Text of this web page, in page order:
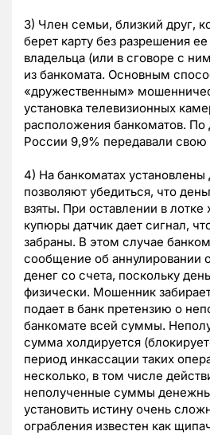
3) Член семьи, близкий друг,
берет карту без разрешения
владельца (или в сговоре с
из банкомата. Основным
«дружественным»
установка телевизионных
расположения банкоматов.
России 9,9% передавали свою
4) На банкоматах установлены
позволяют убедиться, что
взяты. При оставлении в лотке
купюры датчик дает сигнал,
забраны. В этом случае
сообщение об аннулировании
денег со счета, поскольку
физически. Мошенник
подает в банк претензию о
банкомате всей суммы.
сумма холдируется
период инкассации таких
несколько, в том числе
неполученные суммы
установить истину очень
ограбления известен как